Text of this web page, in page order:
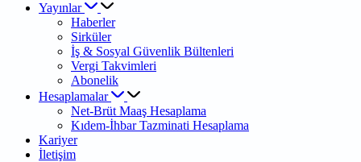
Yayınlar
Haberler
Sirküler
İş & Sosyal Güvenlik Bültenleri
Vergi Takvimleri
Abonelik
Hesaplamalar
Net-Brüt Maaş Hesaplama
Kıdem-İhbar Tazminati Hesaplama
Kariyer
İletişim